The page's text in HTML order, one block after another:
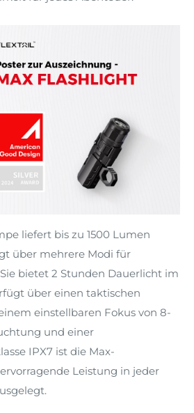
liefert bis zu 1500 Lumen
über mehrere Modi für
bietet 2 Stunden Dauerlicht im
über einen taktischen
einstellbaren Fokus von 8-
und einer
IPX7 ist die Max-
Leistung in jeder